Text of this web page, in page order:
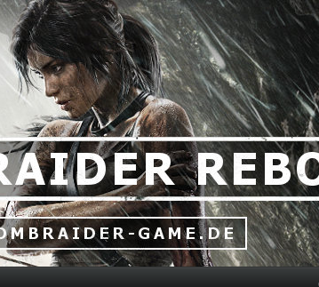
Direkt zum Inhalt